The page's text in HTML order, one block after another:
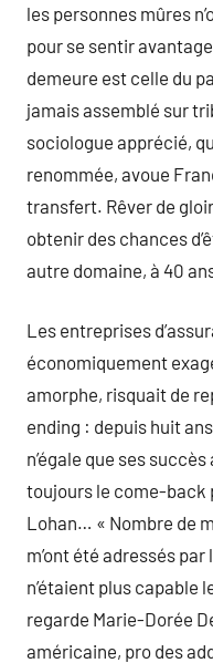
les personnes mûres
pour se sentir
demeure est celle du
jamais assemblé sur
sociologue apprécié,
renommée, avoue
transfert. Rêver de
obtenir des chances
autre domaine, à 40
Les entreprises
économiquement
amorphe, risquait de
ending : depuis huit
n’égale que ses
toujours le come-back
Lohan… « Nombre de
m’ont été adressés
n’étaient plus capable
regarde Marie-Dorée
américaine, pro des